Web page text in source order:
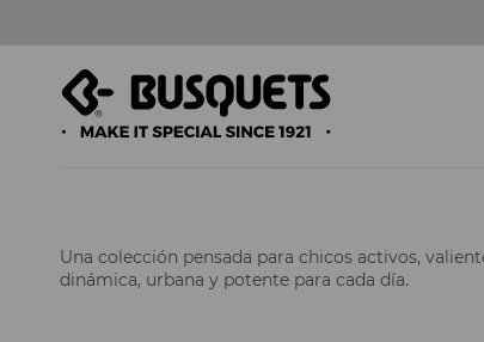
Una colección pensada para chicos activos,
dinámica, urbana y potente para cada día.